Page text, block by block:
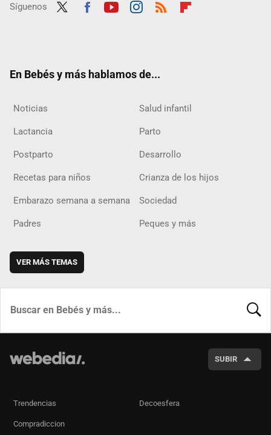
Síguenos
En Bebés y más hablamos de...
Noticias Salud infantil
Lactancia Parto
Postparto Desarrollo
Recetas para niños Crianza de los hijos
Embarazo semana a semana Sociedad
Padres Peques y más
VER MÁS TEMAS
SUBIR
Trendencias Decoesfera
Compradiccion